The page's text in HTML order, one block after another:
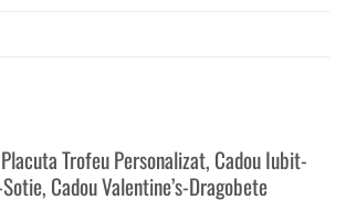
Placuta Trofeu Personalizat, Cadou Iubit-
Cadou Valentine’s-Dragobete